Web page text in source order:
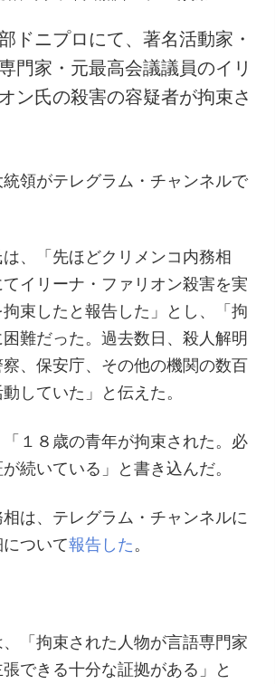
フォトバンク
ドニプロにて、著名活動家・
門家・元最高会議議員のイリ
ン氏の殺害の容疑者が拘束さ
領がテレグラム・チャンネルで
、「先ほどクリメンコ内務相
イリーナ・ファリオン殺害を実
束したと報告した」とし、「拘
難だった。過去数日、殺人解明
、保安庁、その他の機関の数百
していた」と伝えた。
１８歳の青年が拘束された。必
続いている」と書き込んだ。
は、テレグラム・チャンネルに
ついて報告した 。
「拘束された人物が言語専門家
できる十分な証拠がある」と